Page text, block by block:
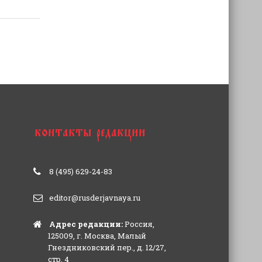
8 (495) 629-24-83
editor@rusderjavnaya.ru
Адрес редакции:Россия,
125009, г. Москва, Малый
Гнездниковский пер., д. 12/27,
стр. 4